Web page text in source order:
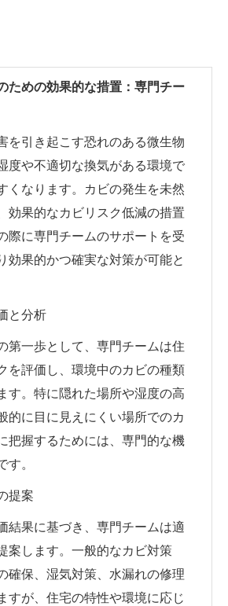
ための効果的な措置：専門チー
を引き起こす恐れのある微生物
度や不適切な換気がある環境で
くなります。カビの発生を未然
効果的なカビリスク低減の措置
際に専門チームのサポートを受
効果的かつ確実な対策が可能と
と分析
第一歩として、専門チームは住
を評価し、環境中のカビの種類
す。特に隠れた場所や湿度の高
的に目に見えにくい場所でのカ
把握するためには、専門的な機
す。
提案
結果に基づき、専門チームは適
案します。一般的なカビ対策
確保、湿気対策、水漏れの修理
すが、住宅の特性や環境に応じ